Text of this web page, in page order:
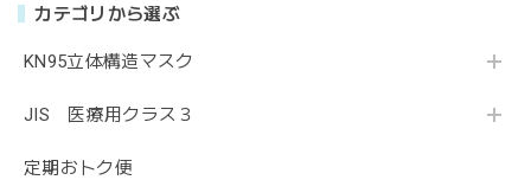
カテゴリから選ぶ
KN95立体構造マスク
JIS 医療用クラス３
定期おトク便